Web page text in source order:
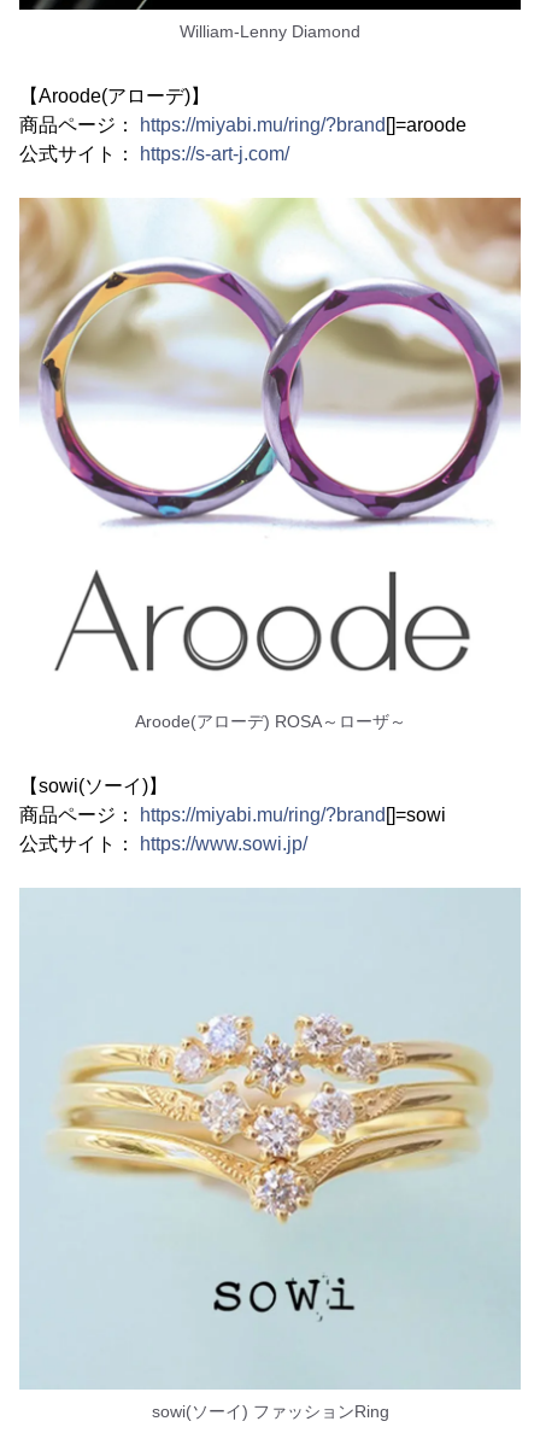
William-Lenny Diamond
【Aroode(アローデ)】
商品ページ：
https://miyabi.mu/ring/?brand []=aroode
公式サイト：
https://s-art-j.com/
Aroode(アローデ) ROSA～ローザ～
【sowi(ソーイ)】
商品ページ：
https://miyabi.mu/ring/?brand []=sowi
公式サイト：
https://www.sowi.jp/
sowi(ソーイ) ファッションRing